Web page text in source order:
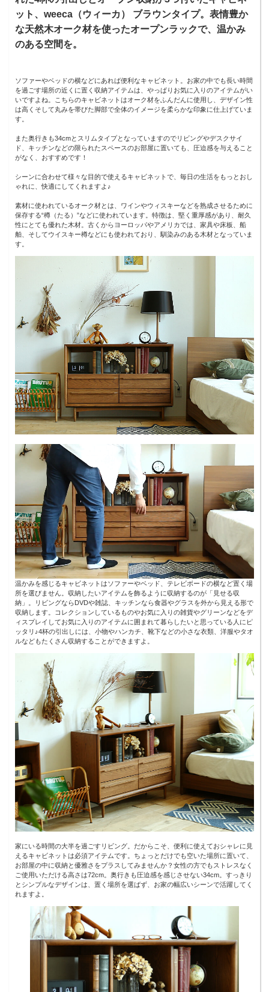
ット、weeca（ウィーカ） ブラウンタイプ。表情豊か
な天然木オーク材を使ったオープンラックで、温かみ
のある空間を。
ソファーやベッドの横などにあれば便利なキャビネット。お家の中でも長い時間
を過ごす場所の近くに置く収納アイテムは、やっぱりお気に入りのアイテムがい
いですよね。こちらのキャビネットはオーク材をふんだんに使用し、デザイン性
は高くそして丸みを帯びた脚部で全体のイメージを柔らかな印象に仕上げていま
す。
また奥行きも34cmとスリムタイプとなっていますのでリビングやデスクサイ
ド、キッチンなどの限られたスペースのお部屋に置いても、圧迫感を与えること
がなく、おすすめです！
シーンに合わせて様々な目的で使えるキャビネットで、毎日の生活をもっとおし
ゃれに、快適にしてくれますよ♪
素材に使われているオーク材とは、ワインやウィスキーなどを熟成させるために
保存する“樽（たる）”などに使われています。特徴は、堅く重厚感があり、耐久
性にとても優れた木材。古くからヨーロッパやアメリカでは、家具や床板、船
舶、そしてウイスキー樽などにも使われており、馴染みのある木材となっていま
す。
温かみを感じるキャビネットはソファーやベッド、テレビボードの横など置く場
所を選びません。収納したいアイテムを飾るように収納するのが「見せる収
納」。リビングならDVDや雑誌、キッチンなら食器やグラスを外から見える形で
収納します。コレクションしているものやお気に入りの雑貨やグリーンなどをデ
ィスプレイしてお気に入りのアイテムに囲まれて暮らしたいと思っている人にピ
ッタリ♪4杯の引出しには、小物やハンカチ、靴下などの小さな衣類、洋服やタオ
ルなどもたくさん収納することができますよ。
家にいる時間の大半を過ごすリビング。だからこそ、便利に使えておシャレに見
えるキャビネットは必須アイテムです。ちょっとだけでも空いた場所に置いて、
お部屋の中に収納と優雅さをプラスしてみませんか？女性の方でもストレスなく
ご使用いただける高さは72cm。奥行きも圧迫感を感じさせない34cm。すっきり
とシンプルなデザインは、置く場所を選ばず、お家の幅広いシーンで活躍してく
れますよ。